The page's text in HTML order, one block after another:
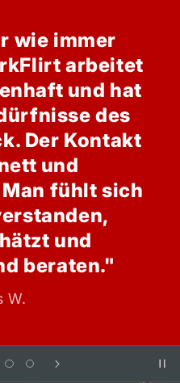
wie immer
arbeitet
und hat
des
Der Kontakt
und
fühlt sich
und
beraten."
W.